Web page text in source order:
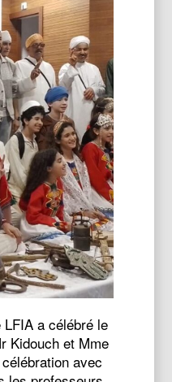
a célébré le
Kidouch et Mme
avec